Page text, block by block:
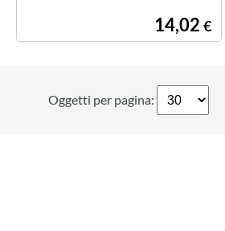
14,02 €
Oggetti per pagina: